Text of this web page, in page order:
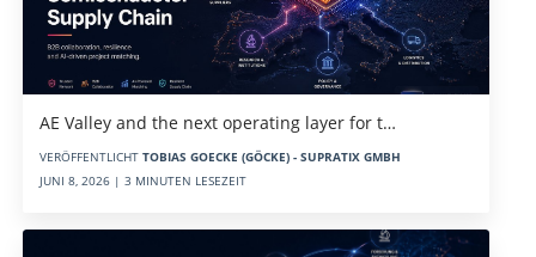
AE Valley and the next operating layer for t…
VERÖFFENTLICHT TOBIAS GOECKE (GÖCKE) - SUPRATIX GMBH
JUNI 8, 2026 | 3 MINUTEN LESEZEIT